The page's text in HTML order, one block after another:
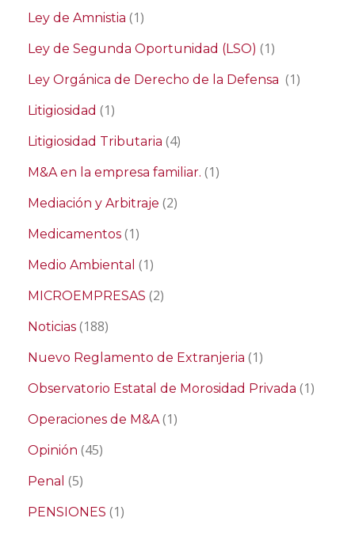
Ley de Amnistia (1)
Ley de Segunda Oportunidad (LSO) (1)
Ley Orgánica de Derecho de la Defensa (1)
Litigiosidad (1)
Litigiosidad Tributaria (4)
M&A en la empresa familiar. (1)
Mediación y Arbitraje (2)
Medicamentos (1)
Medio Ambiental (1)
MICROEMPRESAS (2)
Noticias (188)
Nuevo Reglamento de Extranjeria (1)
Observatorio Estatal de Morosidad Privada (1)
Operaciones de M&A(1)
Opinión (45)
Penal (5)
PENSIONES (1)